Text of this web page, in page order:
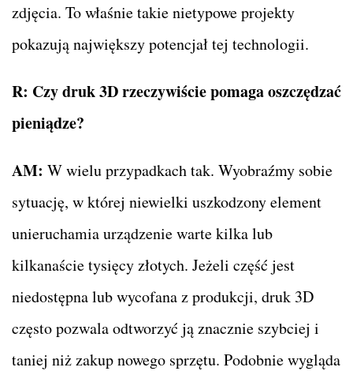
zdjęcia. To właśnie takie nietypowe projekty
pokazują największy potencjał tej technologii.
R: Czy druk 3D rzeczywiście pomaga oszczędzać
pieniądze?
AM: W wielu przypadkach tak. Wyobraźmy sobie
sytuację, w której niewielki uszkodzony element
unieruchamia urządzenie warte kilka lub
kilkanaście tysięcy złotych. Jeżeli część jest
niedostępna lub wycofana z produkcji, druk 3D
często pozwala odtworzyć ją znacznie szybciej i
taniej niż zakup nowego sprzętu. Podobnie wygląda